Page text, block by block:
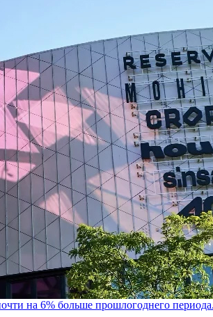
на 6% больше прошлогоднего